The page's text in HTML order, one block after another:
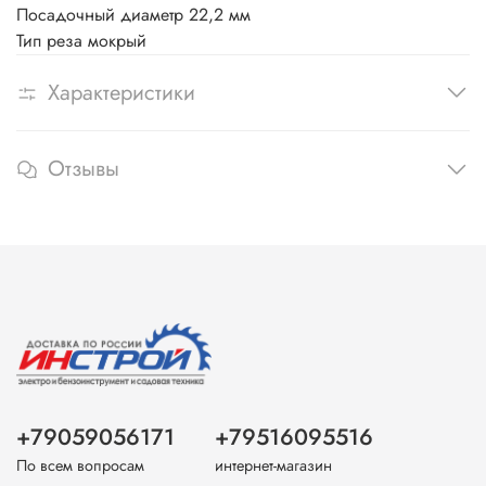
Посадочный диаметр 22,2 мм
Тип реза мокрый
Характеристики
Отзывы
+79059056171
По всем вопросам
+79516095516
интернет-магазин